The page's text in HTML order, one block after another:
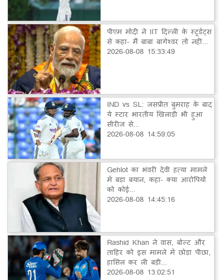
पीएम मोदी ने IIT दिल्ली के स्टूडेंट्स
से कहा- मैं बाबा बागेश्वर तो नहीं...
2026-08-08 15:33:49
IND vs SL: जसप्रीत बुमराह के बाद
ये स्टार भारतीय खिलाड़ी भी हुआ
सीरीज से...
2026-08-08 14:59:05
Gehlot का भंवरी देवी हत्या मामले
में बड़ा बयान, कहा- क्या आरोपियों
को कोई...
2026-08-08 14:45:16
Rashid Khan ने वास, बोल्ट और
ताहिर को इस मामले में छोड़ा पीछा,
हासिल कर ली बड़ी...
2026-08-08 13:02:51